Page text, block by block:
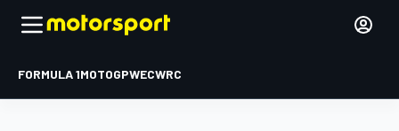
FORMULA 1MOTOGPWECWRC